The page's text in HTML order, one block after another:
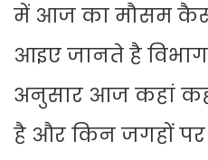
में आज का मौसम
आइए जानते है विभाग
अनुसार आज कहां
है और किन जगहों पर